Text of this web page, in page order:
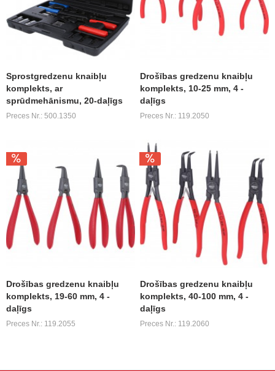
Sprostgredzenu knaibļu
komplekts, ar
sprūdmehānismu, 20-daļīgs
Preces Nr.: 500.1350
Drošības gredzenu knaibļu
komplekts, 10-25 mm, 4 -
daļīgs
Preces Nr.: 119.2050
Drošības gredzenu knaibļu
komplekts, 19-60 mm, 4 -
daļīgs
Preces Nr.: 119.2055
Drošības gredzenu knaibļu
komplekts, 40-100 mm, 4 -
daļīgs
Preces Nr.: 119.2060